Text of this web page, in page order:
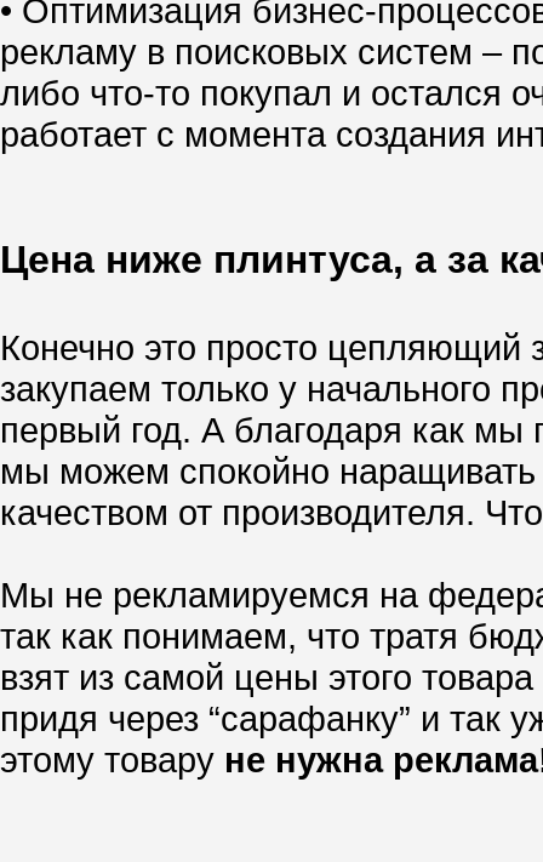
• Оптимизация бизнес-
рекламу в поисковых систем –
либо что-то покупал и остался
работает с момента создания
Цена ниже плинтуса, а за
Конечно это просто цепляющий
закупаем только у начального
первый год. А благодаря как
мы можем спокойно наращивать
качеством от производителя.
Мы не рекламируемся на
так как понимаем, что тратя
взят из самой цены этого
придя через “сарафанку” и так
этому товару не нужна